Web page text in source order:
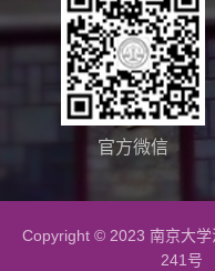
官方微信
Copyright © 2023 南京大学
241号